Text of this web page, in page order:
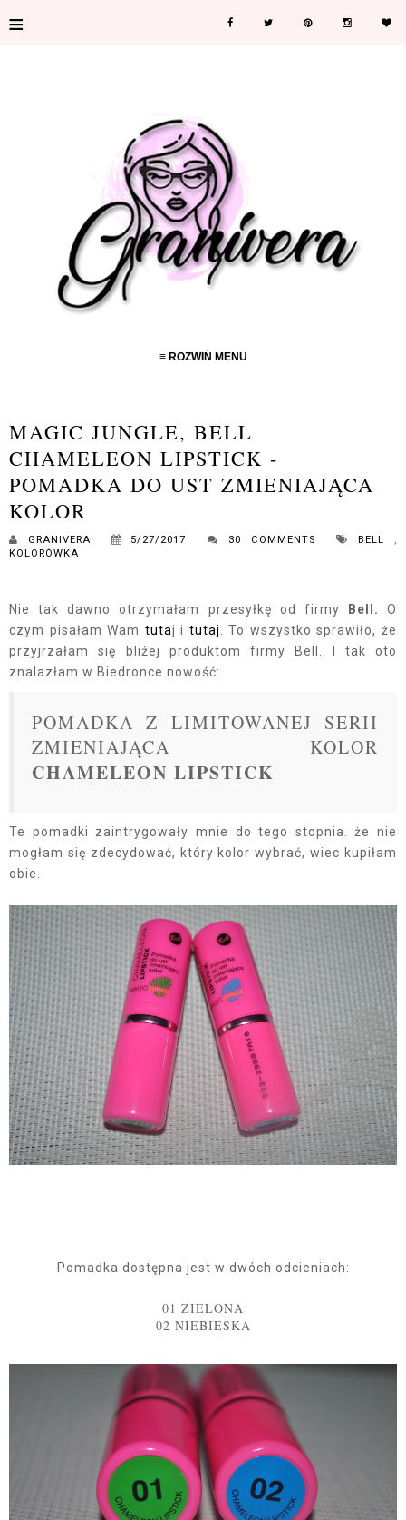
≡
≡ ROZWIŃ MENU
MAGIC JUNGLE, BELL
CHAMELEON LIPSTICK -
POMADKA DO UST ZMIENIAJĄCA
KOLOR
GRANIVERA 5/27/2017 30 COMMENTS BELL ,
KOLORÓWKA
Nie tak dawno otrzymałam przesyłkę od firmy Bell.
O
czym pisałam Wam tutaj i tutaj
. To wszystko sprawiło, że
przyjrzałam się bliżej produktom firmy Bell. I tak oto
znalazłam w Biedronce nowość:
POMADKA Z LIMITOWANEJ SERII
ZMIENIAJĄCA KOLOR
CHAMELEON LIPSTICK
Te pomadki zaintrygowały mnie do tego stopnia. że nie
mogłam się zdecydować, który kolor wybrać, wiec kupiłam
obie.
Pomadka dostępna jest w dwóch odcieniach:
01 ZIELONA
02 NIEBIESKA